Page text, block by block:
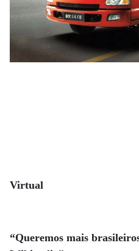
Virtual
“Queremos mais